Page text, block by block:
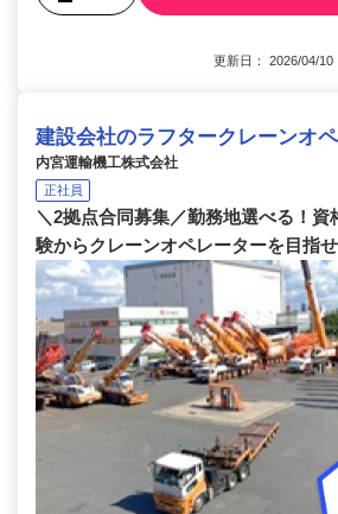
更新日： 2026/04/
建設会社のラフタークレーンオ
内宮運輸機工株式会社
正社員
＼2拠点合同募集／勤務地選べる！資
験からクレーンオペレーターを目指